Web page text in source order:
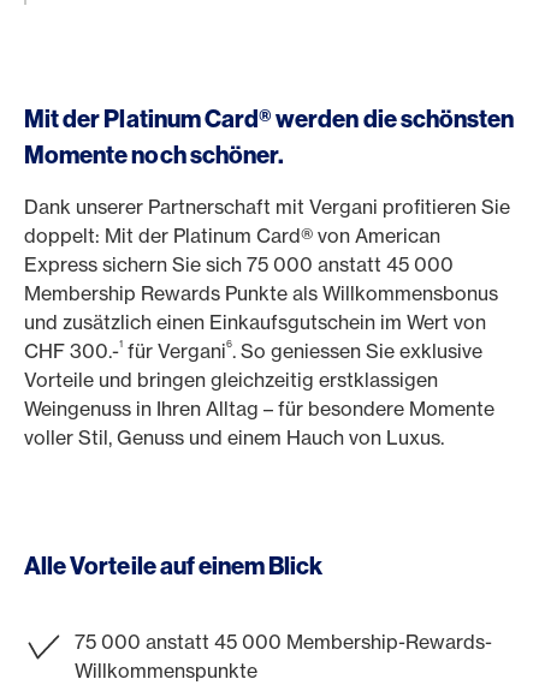
Mit der Platinum Card® werden die schönsten
Momente noch schöner.
Dank unserer Partnerschaft mit Vergani profitieren Sie
doppelt: Mit der Platinum Card® von American
Express sichern Sie sich 75 000 anstatt 45 000
Membership Rewards Punkte als Willkommensbonus
und zusätzlich einen Einkaufsgutschein im Wert von
CHF 300.-1 für Vergani6. So geniessen Sie exklusive
Vorteile und bringen gleichzeitig erstklassigen
Weingenuss in Ihren Alltag – für besondere Momente
voller Stil, Genuss und einem Hauch von Luxus.
Alle Vorteile auf einem Blick
75 000 anstatt 45 000 Membership-Rewards-
Willkommenspunkte